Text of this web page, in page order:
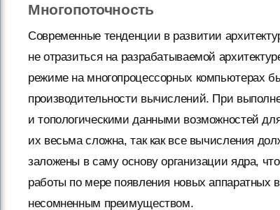
Многопоточность
Современные тенденции в развитии
не отразиться на разрабатываемой
режиме на многопроцессорных компьютерах
производительности вычислений. При
и топологическими данными возможностей
их весьма сложна, так как все вычисления
заложены в саму основу организации ядра,
работы по мере появления новых аппаратных
несомненным преимуществом.